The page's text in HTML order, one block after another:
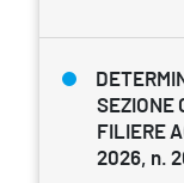
SEZIONE
FILIERE
2026, n.